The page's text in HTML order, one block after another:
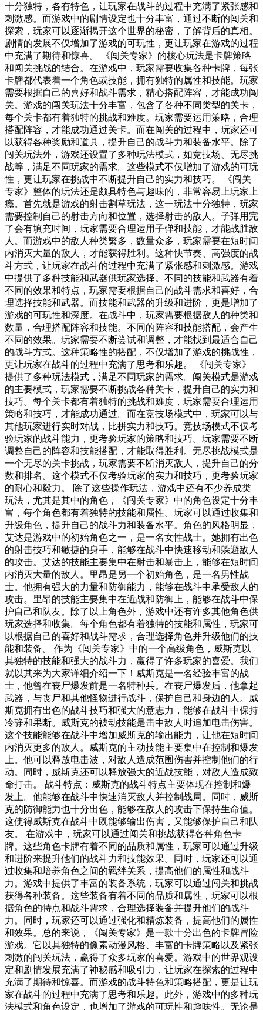
十分独特，各有特色，让玩家在战斗的过程中充满了紧张感和
刺激感。而游戏中的剧情设定也十分丰富，通过不断的闯关和
探索，玩家可以逐渐揭开这个世界的秘密，了解背后的真相。
剧情的发展不仅增加了游戏的可玩性，更让玩家在游戏的过程
中充满了期待和惊喜。 《闯关专家》的核心玩法是卡牌策略
和闯关挑战的结合。在游戏中，玩家需要收集各种卡牌，每张
卡牌都代表着一个角色或技能，拥有独特的属性和技能。玩家
需要根据自己的喜好和战斗需求，精心搭配阵容，才能成功闯
关。游戏的闯关玩法十分丰富，包含了各种不同类型的关卡，
每个关卡都有着独特的挑战和难度。玩家需要运用策略，合理
搭配阵容，才能成功通过关卡。而在闯关的过程中，玩家还可
以获得各种奖励和道具，提升自己的战斗力和装备水平。除了
闯关玩法外，游戏还设置了多种玩法模式，如竞技场、无尽挑
战等，满足不同玩家的需求。这些模式不仅增加了游戏的可玩
性，更让玩家在挑战中不断提升自己的实力和技巧。 《闯关
专家》整体的玩法还是颇具特色与趣味的，非常容易上玩家上
瘾。首先就是游戏的射击割草玩法，这一玩法十分独特，玩家
需要控制自己的射击方向和位置，选择射击的敌人。子弹用完
了会有填充时间，玩家需要合理运用子弹和技能，才能战胜敌
人。而游戏中的敌人种类繁多，数量众多，玩家需要在短时间
内消灭大量的敌人，才能获得胜利。这种快节奏、高强度的战
斗方式，让玩家在战斗的过程中充满了紧张感和刺激感。游戏
中提供了多种技能和武器供玩家选择。不同的技能和武器有着
不同的效果和特点，玩家需要根据自己的战斗需求和喜好，合
理选择技能和武器。而技能和武器的升级和进阶，更是增加了
游戏的可玩性和深度。在战斗中，玩家需要根据敌人的种类和
数量，合理搭配阵容和技能。不同的阵容和技能搭配，会产生
不同的效果。玩家需要不断尝试和调整，才能找到最适合自己
的战斗方式。这种策略性的搭配，不仅增加了游戏的挑战性，
更让玩家在战斗的过程中充满了思考和乐趣。 《闯关专家》
提供了多种玩法模式，满足不同玩家的需求。闯关模式是游戏
的主要模式，玩家需要不断挑战各种关卡，提升自己的实力和
技巧。每个关卡都有着独特的挑战和难度，玩家需要合理运用
策略和技巧，才能成功通过。而在竞技场模式中，玩家可以与
其他玩家进行实时对战，比拼实力和技巧。竞技场模式不仅考
验玩家的战斗能力，更考验玩家的策略和技巧。玩家需要不断
调整自己的阵容和技能搭配，才能取得胜利。无尽挑战模式是
一个无尽的关卡挑战，玩家需要不断消灭敌人，提升自己的分
数和排名。这个模式不仅考验玩家的实力和技巧，更考验玩家
的耐心和毅力。 除了这些操作玩法，游戏中还有不少养成类
玩法，尤其是其中的角色，《闯关专家》中的角色设定十分丰
富，每个角色都有着独特的技能和属性。玩家可以通过收集和
升级角色，提升自己的战斗力和装备水平。角色的风格明显，
艾达是游戏中的初始角色之一，是一名女性战士。她拥有出色
的射击技巧和敏捷的身手，能够在战斗中快速移动和躲避敌人
的攻击。艾达的技能主要集中在射击和暴击上，能够在短时间
内消灭大量的敌人。里昂是另一个初始角色，是一名男性战
士。他拥有强大的力量和防御能力，能够在战斗中承受敌人的
攻击。里昂的技能主要集中在近战和防御上，能够在战斗中保
护自己和队友。除了以上角色外，游戏中还有许多其他角色供
玩家选择和收集。每个角色都有着独特的技能和属性，玩家可
以根据自己的喜好和战斗需求，合理选择角色并升级他们的技
能和装备。 作为《闯关专家》中的一个高级角色，威斯克以
其独特的技能和强大的战斗力，赢得了许多玩家的喜爱。我们
就以其来为大家详细介绍一下！威斯克是一名经验丰富的战
士，他曾在丧尸爆发前是一名特种兵。在丧尸爆发后，他拿起
武器，与丧尸和其他怪物进行战斗，保护自己和身边的人。威
斯克拥有出色的战斗技巧和强大的意志力，能够在战斗中保持
冷静和果断。威斯克的被动技能是击中敌人时追加电击伤害。
这个技能能够在战斗中增加威斯克的输出能力，让他在短时间
内消灭更多的敌人。威斯克的主动技能主要集中在控制和爆发
上。他可以释放电击波，对敌人造成范围伤害并控制他们的行
动。同时，威斯克还可以释放强大的近战技能，对敌人造成致
命打击。 战斗特点：威斯克的战斗特点主要体现在控制和爆
发上。他能够在战斗中快速消灭敌人并控制战局。同时，威斯
克的防御能力也十分出色，能够在敌人的攻击下保持生命值。
这使得威斯克在战斗中既能够输出伤害，又能够保护自己和队
友。 在游戏中，玩家可以通过闯关和挑战获得各种角色卡
牌。这些角色卡牌有着不同的品质和属性，玩家可以通过升级
和进阶来提升他们的战斗力和技能效果。同时，玩家还可以通
过收集和培养角色之间的羁绊关系，提高他们的属性和战斗
力。游戏中提供了丰富的装备系统，玩家可以通过闯关和挑战
获得各种装备。这些装备有着不同的品质和属性，玩家可以根
据角色的特点和战斗需求，合理选择装备并提升他们的战斗
力。同时，玩家还可以通过强化和精炼装备，提高他们的属性
和效果。总的来说，《闯关专家》是一款十分出色的卡牌冒险
游戏。它以其独特的像素动漫风格、丰富的卡牌策略以及紧张
刺激的闯关玩法，赢得了众多玩家的喜爱。游戏中的世界观设
定和剧情发展充满了神秘感和吸引力，让玩家在探索的过程中
充满了期待和惊喜。而游戏的战斗特色和策略搭配，更是让玩
家在战斗的过程中充满了思考和乐趣。此外，游戏中的多种玩
法模式和角色设定，也增加了游戏的可玩性和趣味性。无论是